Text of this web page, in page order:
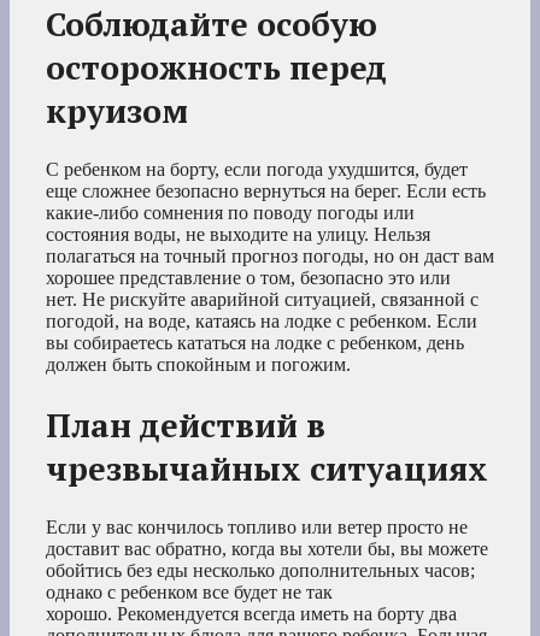
Соблюдайте особую
осторожность перед
круизом
С ребенком на борту, если погода ухудшится, будет
еще сложнее безопасно вернуться на берег. Если есть
какие-либо сомнения по поводу погоды или
состояния воды, не выходите на улицу. Нельзя
полагаться на точный прогноз погоды, но он даст вам
хорошее представление о том, безопасно это или
нет. Не рискуйте аварийной ситуацией, связанной с
погодой, на воде, катаясь на лодке с ребенком. Если
вы собираетесь кататься на лодке с ребенком, день
должен быть спокойным и погожим.
План действий в
чрезвычайных ситуациях
Если у вас кончилось топливо или ветер просто не
доставит вас обратно, когда вы хотели бы, вы можете
обойтись без еды несколько дополнительных часов;
однако с ребенком все будет не так
хорошо. Рекомендуется всегда иметь на борту два